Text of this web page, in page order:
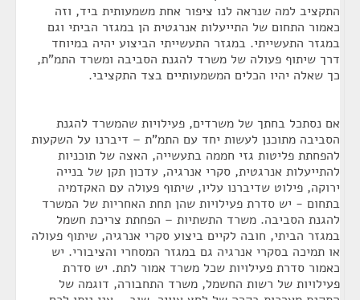
התקציב למה שנראה לנו ציפור אחת משמעותית ביד, וזה
כאמור התחום של התייעלות אנרגטית הן במגזר הביתי וגם
במגזר התעשייתי. במגזר התעשייתי הביצוע יהיה במיוחד
דרך שיתוף פעולה של משרד להגנת הסביבה ומשרד התמ"ת,
כך שאלה יהיו הכלים המשמעותיים בצד התקציבי.
אם נסתכל בחתך של משרדים, פעילויות שהמשרד להגנת
הסביבה מתוכנן לעשות יחד עם התמ"ת – דיברנו על השקעות
להפחתת פליטות גזי חממה בתעשייה, האצה של תוכניות
להתייעלות אנרגטית, סקרי אנרגיה, עדכון תקן של בנייה
ירוקה, פילוט שדיברנו עליו, שיתוף פעולה עם האקדמיה
בתחום - יש סדרת פעילויות שהן תחת האחריות של המשרד
להגנת הסביבה. משרד התשתיות – הפחתת צריכת חשמל
במגזר הביתי, חובה לקיים ביצוע סקרי אנרגיה, שיתוף פעולה
או תמיכה בסקרי אנרגיה גם במגזר המסחרי והציבורי. יש
כאמור סדרת פעילויות שכל משרד אמור לתת. יש סדרת
פעילויות של רשות החשמל, משרד התחבורה, דוגמה של